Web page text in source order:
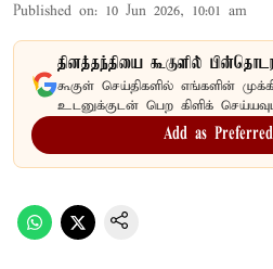
Published on: 10 Jun 2026, 10:01 am
தினத்தந்தியை கூகுளில்
கூகுள் செய்திகளில் எங்களின்
உடனுக்குடன் பெற கிளிக்
Add as